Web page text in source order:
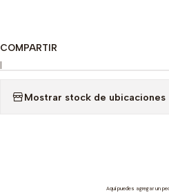
COMPARTIR
|
Mostrar stock de ubicaciones
Aquí puedes agregar un